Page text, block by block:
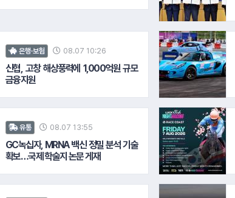
은행·보험 08.07 10:26
신협, 고창 해상풍력에 1,000억원 규모
금융지원
유통 08.07 13:55
GC녹십자, MRNA 백신 정밀 분석 기술
확보…국제 학술지 논문 게재